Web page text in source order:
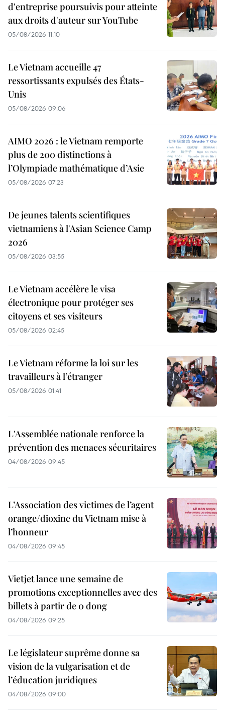
d'entreprise poursuivis pour atteinte
aux droits d'auteur sur YouTube
05/08/2026 11:10
Le Vietnam accueille 47
ressortissants expulsés des États-
Unis
05/08/2026 09:06
AIMO 2026 : le Vietnam remporte
plus de 200 distinctions à
l’Olympiade mathématique d’Asie
05/08/2026 07:23
De jeunes talents scientifiques
vietnamiens à l'Asian Science Camp
2026
05/08/2026 03:55
Le Vietnam accélère le visa
électronique pour protéger ses
citoyens et ses visiteurs
05/08/2026 02:45
Le Vietnam réforme la loi sur les
travailleurs à l’étranger
05/08/2026 01:41
L'Assemblée nationale renforce la
prévention des menaces sécuritaires
04/08/2026 09:45
L’Association des victimes de l’agent
orange/dioxine du Vietnam mise à
l’honneur
04/08/2026 09:45
Vietjet lance une semaine de
promotions exceptionnelles avec des
billets à partir de 0 dong
04/08/2026 09:25
Le législateur suprême donne sa
vision de la vulgarisation et de
l’éducation juridiques
04/08/2026 09:00